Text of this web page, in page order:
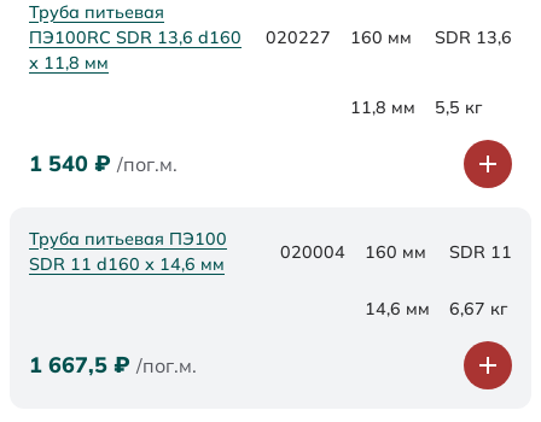
Труба питьевая
ПЭ100RC SDR 13,6 d160
х 11,8 мм
020227 160 мм SDR 13,6
11,8 мм 5,5 кг
1 540 ₽ /пог.м.
Труба питьевая ПЭ100
SDR 11 d160 х 14,6 мм
020004 160 мм SDR 11
14,6 мм 6,67 кг
1 667,5 ₽ /пог.м.